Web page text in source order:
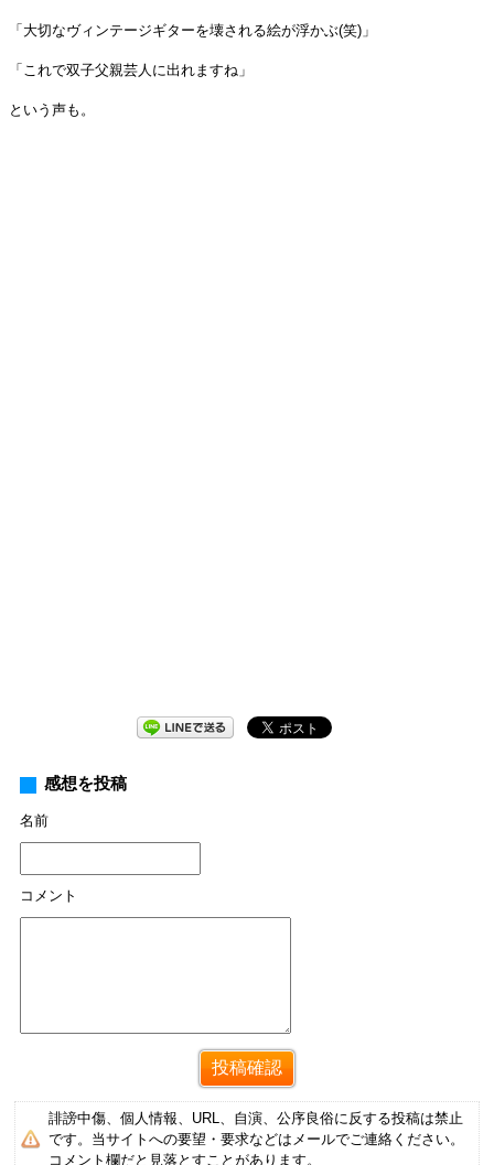
「大切なヴィンテージギターを壊される絵が浮かぶ(笑)」
「これで双子父親芸人に出れますね」
という声も。
感想を投稿
名前
コメント
誹謗中傷、個人情報、URL、自演、公序良俗に反する投稿は禁止
です。当サイトへの要望・要求などはメールでご連絡ください。
コメント欄だと見落とすことがあります。